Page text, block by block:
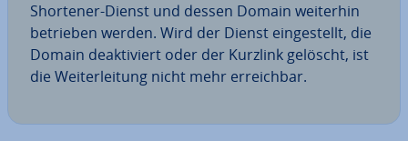
Shortener-Dienst und dessen Domain weiterhin
betrieben werden. Wird der Dienst ein­ge­stellt, die
Domain de­ak­ti­viert oder der Kurzlink gelöscht, ist
die Wei­ter­lei­tung nicht mehr er­reich­bar.